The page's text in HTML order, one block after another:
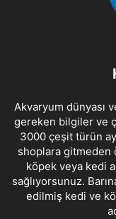
Akvaryum dünyası
gereken bilgiler ve
3000 çeşit türün
shoplara gitmeden
köpek veya kedi
sağlıyorsunuz.
edilmiş kedi ve